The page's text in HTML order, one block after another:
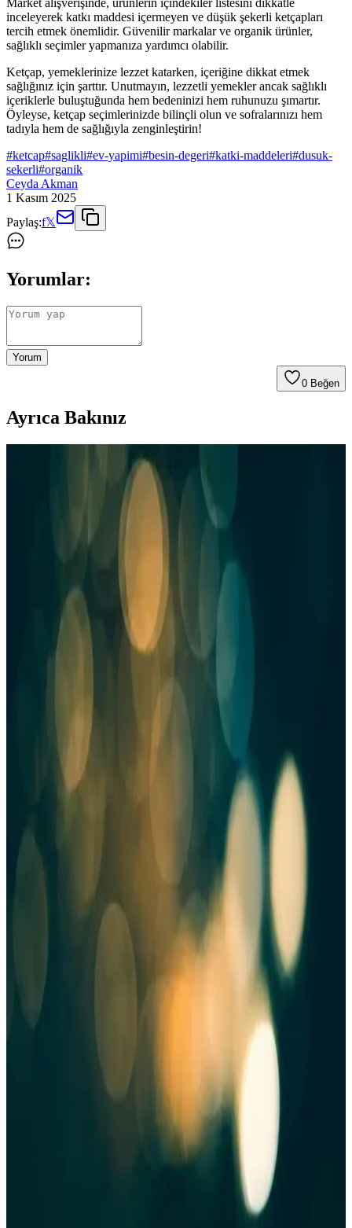
Market alışverişinde, ürünlerin içindekiler listesini dikkatle
inceleyerek katkı maddesi içermeyen ve düşük şekerli ketçapları
tercih etmek önemlidir. Güvenilir markalar ve organik ürünler,
sağlıklı seçimler yapmanıza yardımcı olabilir.
Ketçap, yemeklerinize lezzet katarken, içeriğine dikkat etmek
sağlığınız için şarttır. Unutmayın, lezzetli yemekler ancak sağlıklı
içeriklerle buluştuğunda hem bedeninizi hem ruhunuzu şımartır.
Öyleyse, ketçap seçimlerinizde bilinçli olun ve sofralarınızı hem
tadıyla hem de sağlığıyla zenginleştirin!
#ketcap#saglikli#ev-yapimi#besin-degeri#katki-maddeleri#dusuk-
sekerli#organik
Ceyda Akman
1 Kasım 2025
Paylaş:f𝕏
Yorumlar:
Yorum
0 Beğen
Ayrıca Bakınız
Heinz ve Migros İşbirliği: Marketlerdeki Güncel
Ürün Çeşitleri ve Durumu
Migros'ta Heinz ürünleri, ketçap, mayonez ve salata soslarıyla
yüksek kalite ve dayanıklılık sunar, günlük ve özel kullanım için
ideal seçenekler sağlar.
En Kaliteli Ketçap Markası Nasıl Seçilir: İçerik ve
Kalite Değerlendirmeleri
Sağlıklı ve lezzetli ketçap seçimi için içerik, domates oranı ve marka
güvenilirliği önemli faktörlerdir. Doğal içerikli ürünler tercih
edilmelidir.
Proteinocean Ketçap Ürün Özellikleri ve Gıda
Sektöründeki Kullanım Alanları
ketçap özellikleri ve kullanım alanlarıyla ilgili kapsamlı bilgiler
sunuluyor. Gıda sektöründe önemli yer tutar.
Heinz Renksiz Ketçap: Piyasada Bilinmeyen
Yenilikçi Bir Gıda Ürünü İncelemesi
Heinz renksiz ketçap hakkında mevcut arama sonuçları bilgi
sağlamıyor. Ürün, yenilikçi bir gıda alternatifi olsa da teknik ve ticari
Calve Ketçap 610 g ve Light Mayonez 540 g Seti:
Lezzet ve Hafifliğin Dengesi
Calve'nin ketçap ve light mayonez seti, doğal domates tadı ve %45
daha az yağ ile sağlıklı ve lezzetli bir sos deneyimi sunuyor. Çevre
Dr Pan Şekersiz Ketçap: Sağlıklı ve Lezzetli Bir
Alternatif 520 Gramlık Büyük Ambalaj
Düşük kalorili ve sodyum içeriğiyle sağlıklı beslenmeye uygun,
pratik ve lezzetli Dr Pan Şekersiz Ketçap, büyük ambalajı ve doğal
2025'te Ketçap Seçiminde Bilmeniz Gereken 5 Şok
Ketçapın içindekileri keşfedin, sağlığınızı koruyun ve bilinçli
seçimler yapın. Hemen detayları öğrenin!
2025'te Ketçapın Şok Edici Gerçekleri: Sağlığınızı